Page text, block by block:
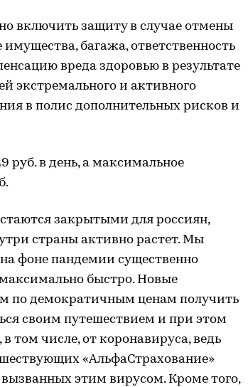
включить защиту в случае отмены
багажа, ответственность
вреда здоровью в результате
экстремального и активного
в полис дополнительных рисков и
руб. в день, а максимальное
закрытыми для россиян,
страны активно растет. Мы
фоне пандемии существенно
быстро. Новые
по демократичным ценам получить
своим путешествием и при этом
том числе, от коронавируса, ведь
«АльфаСтрахование»
этим вирусом. Кроме того,